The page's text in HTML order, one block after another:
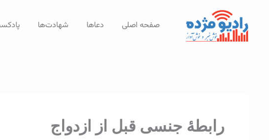
شهادت‌ها دعاها صفحه اصلی
رابطۀ جنسی قبل از ازدواج